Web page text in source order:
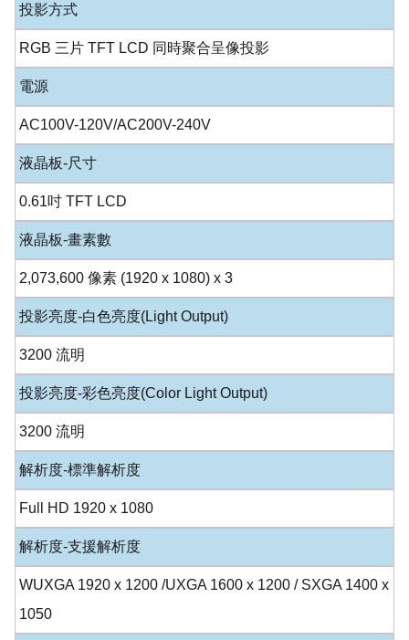
投影方式
RGB 三片 TFT LCD 同時聚合呈像投影
電源
AC100V-120V/AC200V-240V
液晶板-尺寸
0.61吋 TFT LCD
液晶板-畫素數
2,073,600 像素 (1920 x 1080) x 3
投影亮度-白色亮度(Light Output)
3200 流明
投影亮度-彩色亮度(Color Light Output)
3200 流明
解析度-標準解析度
Full HD 1920 x 1080
解析度-支援解析度
WUXGA 1920 x 1200 /UXGA 1600 x 1200 / SXGA 1400 x
1050